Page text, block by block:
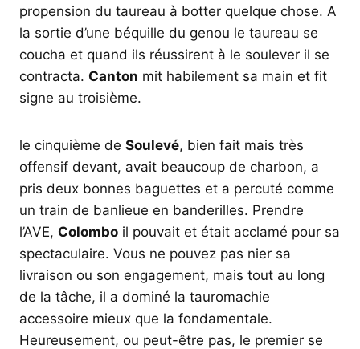
propension du taureau à botter quelque chose. A
la sortie d’une béquille du genou le taureau se
coucha et quand ils réussirent à le soulever il se
contracta. Canton mit habilement sa main et fit
signe au troisième.
le cinquième de Soulevé, bien fait mais très
offensif devant, avait beaucoup de charbon, a
pris deux bonnes baguettes et a percuté comme
un train de banlieue en banderilles. Prendre
l’AVE, Colombo il pouvait et était acclamé pour sa
spectaculaire. Vous ne pouvez pas nier sa
livraison ou son engagement, mais tout au long
de la tâche, il a dominé la tauromachie
accessoire mieux que la fondamentale.
Heureusement, ou peut-être pas, le premier se